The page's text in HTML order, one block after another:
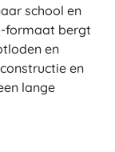
school en
formaat bergt
en
en
lange